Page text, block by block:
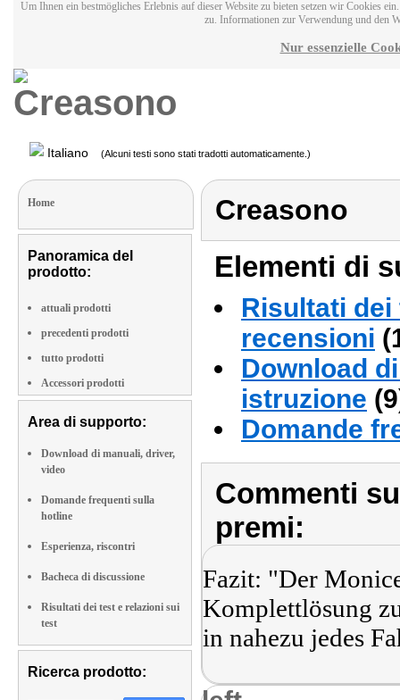
Um Ihnen ein bestmögliches Erlebnis auf dieser Website zu bieten setzen wir Cookies
zu. Informationen zur Verwendung und den
Nur essenzielle
Italiano (Alcuni testi sono stati tradotti automaticamente.)
Home
Panoramica del
prodotto:
attuali prodotti
precedenti prodotti
tutto prodotti
Accessori prodotti
Area di supporto:
Download di manuali, driver,
video
Domande frequenti sulla
hotline
Esperienza, riscontri
Bacheca di discussione
Risultati dei test e relazioni sui
test
Ricerca prodotto:
Creasono
Elementi di
Risultati
recensioni
Download
istruzione
Domande
Commenti
premi:
Fazit: "Der
Komplettlösung
in nahezu jedes